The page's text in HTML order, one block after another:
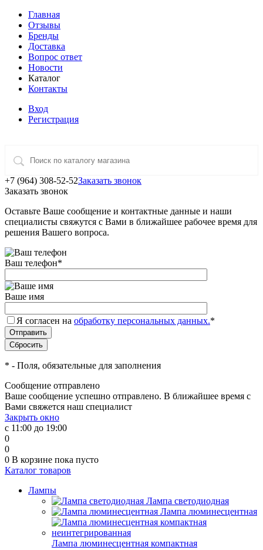
Главная
Отзывы
Бренды
Доставка
Вопрос ответ
Новости
Каталог
Контакты
Вход
Регистрация
+7 (964) 308-52-52Заказать звонок
Заказать звонок
Оставьте Ваше сообщение и контактные данные и наши
специалисты свяжутся с Вами в ближайшее рабочее время для
решения Вашего вопроса.
Ваш телефон*
Ваше имя
Я согласен на обработку персональных данных.*
* - Поля, обязательные для заполнения
Сообщение отправлено
Ваше сообщение успешно отправлено. В ближайшее время с
Вами свяжется наш специалист
Закрыть окно
с 11:00 до 19:00
0
0
0 В корзине пока пусто
Каталог товаров
Лампы
Лампа светодиодная
Лампа люминесцентная
Лампа люминесцентная компактная